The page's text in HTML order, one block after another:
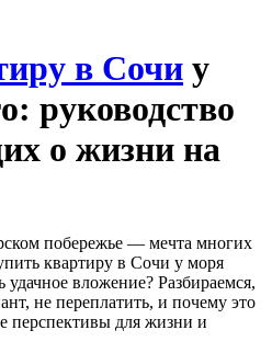
в Сочи у
руководство
о жизни на
побережье — мечта многих
квартиру в Сочи у моря
удачное вложение? Разбираемся,
не переплатить, и почему это
перспективы для жизни и